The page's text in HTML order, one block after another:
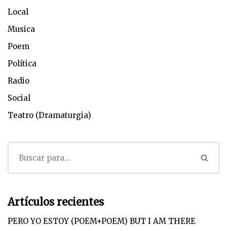
Local
Musica
Poem
Política
Radio
Social
Teatro (Dramaturgia)
Artículos recientes
PERO YO ESTOY (POEM+POEM) BUT I AM THERE